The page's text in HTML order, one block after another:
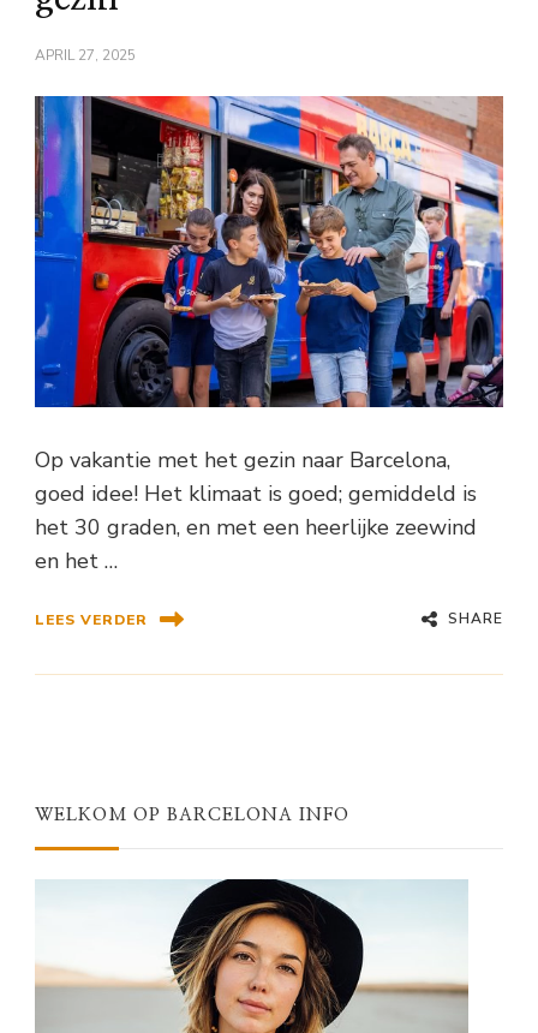
APRIL 27, 2025
Op vakantie met het gezin naar Barcelona,
goed idee! Het klimaat is goed; gemiddeld is
het 30 graden, en met een heerlijke zeewind
en het …
LEES VERDER SHARE
WELKOM OP BARCELONA INFO